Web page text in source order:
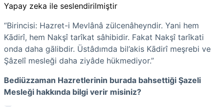
Yapay zeka ile seslendirilmiştir
“Birincisi: Hazret-i Mevlânâ zülcenâheyndir. Yani hem
Kādirî, hem Nakşî tarîkat sâhibidir. Fakat Nakşî tarîkati
onda daha gālibdir. Üstâdımda bil’akis Kādirî meşrebi ve
Şâzelî mesleği daha ziyâde hükmediyor.”
Bediüzzaman Hazretlerinin burada bahsettiği Şazeli
Mesleği hakkında bilgi verir misiniz?